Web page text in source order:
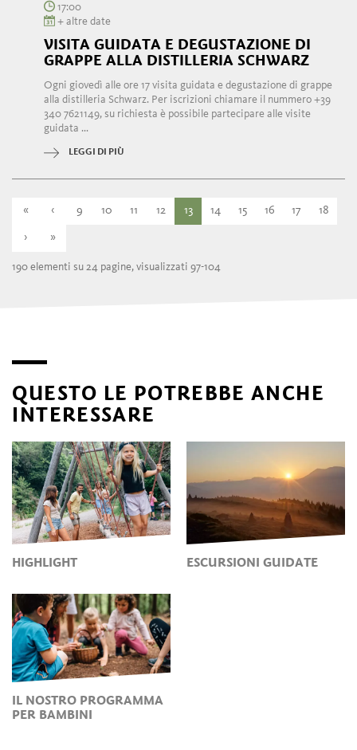
17:00
+ altre date
VISITA GUIDATA E DEGUSTAZIONE DI
GRAPPE ALLA DISTILLERIA SCHWARZ
Ogni giovedì alle ore 17 visita guidata e degustazione di grappe
alla distilleria Schwarz. Per iscrizioni chiamare il nummero +39
340 7621149, su richiesta è possibile partecipare alle visite
guidata ...
LEGGI DI PIÙ
« ‹ 9 10 11 12 13 14 15 16 17 18
› »
190 elementi su 24 pagine, visualizzati 97-104
QUESTO LE POTREBBE ANCHE
INTERESSARE
HIGHLIGHT ESCURSIONI GUIDATE
IL NOSTRO PROGRAMMA
PER BAMBINI